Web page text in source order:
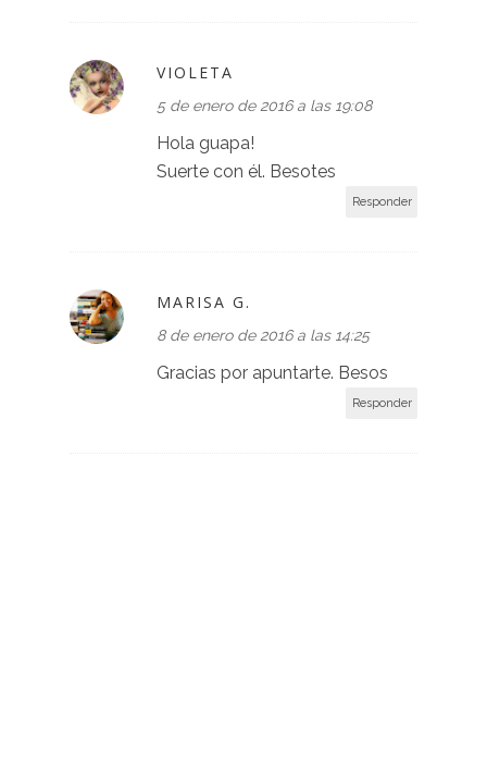
VIOLETA
5 de enero de 2016 a las 19:08
Hola guapa!
Suerte con él. Besotes
Responder
MARISA G.
8 de enero de 2016 a las 14:25
Gracias por apuntarte. Besos
Responder